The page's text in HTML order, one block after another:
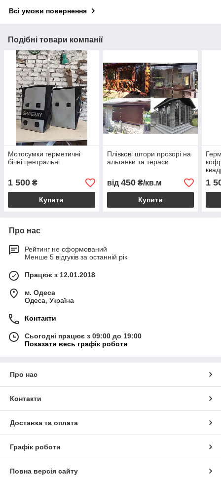
Всі умови повернення
Подібні товари компанії
Мотосумки герметичні
бічні центральні
1 500 ₴
Купити
Плівкові штори прозорі на
альтанки та тераси
від 450₴/кв.м
Купити
1
Про нас
Рейтинг не сформований
Менше 5 відгуків за останній рік
Працює з 12.01.2018
м. Одеса
Одеса, Україна
Контакти
Сьогодні працює з 09:00 до 19:00
Показати весь графік роботи
Про нас
Контакти
Доставка та оплата
Графік роботи
Повна версія сайту